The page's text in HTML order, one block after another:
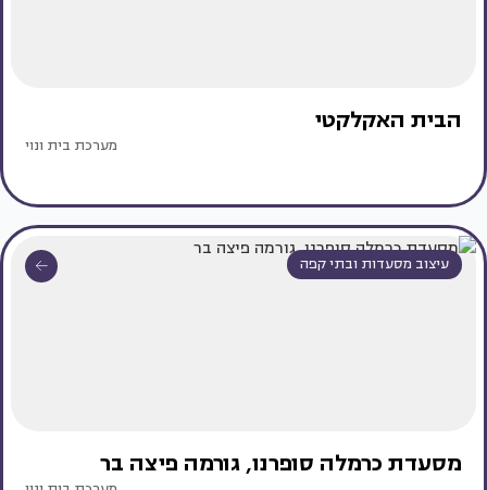
הבית האקלקטי
מערכת בית ונוי
עיצוב מסעדות ובתי קפה
מסעדת כרמלה סופרנו, גורמה פיצה בר